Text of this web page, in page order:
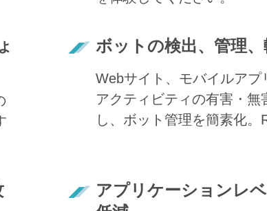
ボットの検出、管理、
Webサイト、モバイルアプ
アクティビティの有害・無
し、ボット管理を簡素化。
アプリケーションレ